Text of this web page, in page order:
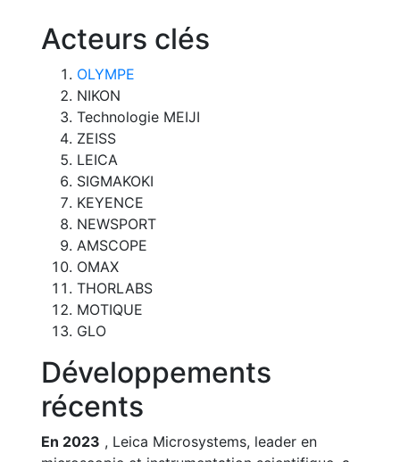
Acteurs clés
OLYMPE
NIKON
Technologie MEIJI
ZEISS
LEICA
SIGMAKOKI
KEYENCE
NEWSPORT
AMSCOPE
OMAX
THORLABS
MOTIQUE
GLO
Développements
récents
En 2023 , Leica Microsystems, leader en